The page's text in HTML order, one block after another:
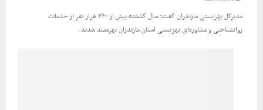
مدیرکل بهزیستی مازندران گفت: سال گذشته بیش از ۳۶۰ هزار نفر از خدمات
روانشناختی و مشاوره‌ای بهزیستی استان مازندران بهره‌مند شدند.